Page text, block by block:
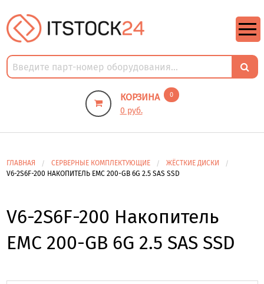
КОРЗИНА 0
0 руб.
ГЛАВНАЯ СЕРВЕРНЫЕ КОМПЛЕКТУЮЩИЕ
ЖЁСТКИЕ ДИСКИ
V6-2S6F-200 НАКОПИТЕЛЬ EMC 200-GB 6G 2.5 SAS SSD
V6-2S6F-200 Накопитель
EMC 200-GB 6G 2.5 SAS SSD